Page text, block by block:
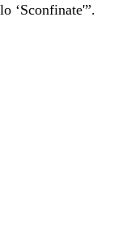
‘Sconfinate'”.